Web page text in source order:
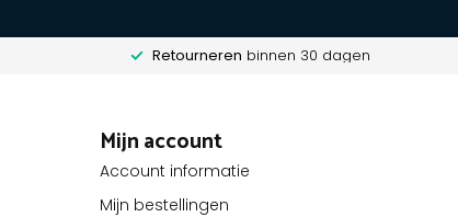
Retourneren binnen 30 dagen
Mijn account
Account informatie
Mijn bestellingen